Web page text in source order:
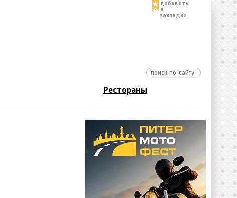
добавить
в
закладки
Рестораны